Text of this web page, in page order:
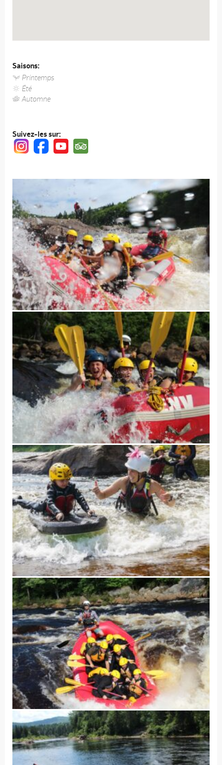
Saisons:
Printemps
Été
Automne
Suivez-les sur: